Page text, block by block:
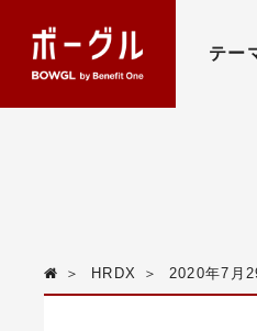
テー
＞ HRDX ＞ 2020年7月